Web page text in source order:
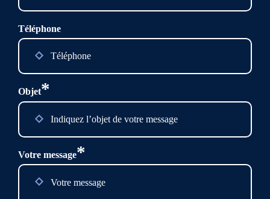
Téléphone
Objet*
Votre message*